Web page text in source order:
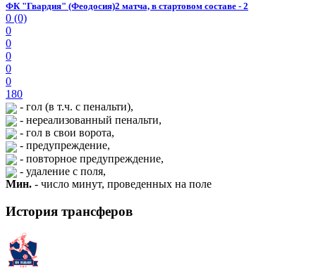
ФК "Гвардия" (Феодосия)2 матча, в стартовом составе - 2
0 (0)
0
0
0
0
0
180
- гол (в т.ч. с пенальти),
- нереализованный пенальти,
- гол в свои ворота,
- предупреждение,
- повторное предупреждение,
- удаление с поля,
Мин. - число минут, проведенных на поле
История трансферов